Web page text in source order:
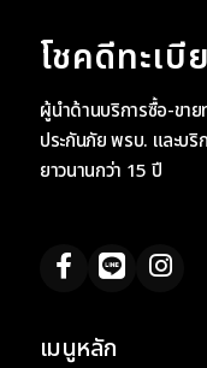
โชคดีทะเบี
ผู้นำด้านบริการซื้อ-ขาย
ประกันภัย พรบ. และบ
ยาวนานกว่า 15 ปี
เมนูหลัก